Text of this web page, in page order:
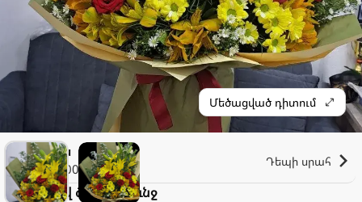
Մեծացված դիտում
Էլիզա
2.000֏
Դեպի սրահ
Կրեատիվ ծաղկեփունջ